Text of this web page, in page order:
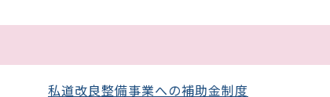
私道改良整備事業への補助金制度